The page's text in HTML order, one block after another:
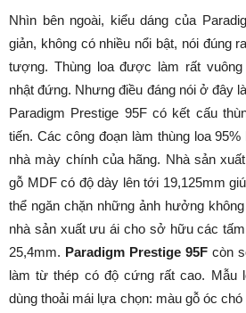
Nhìn bên ngoài, kiểu dáng của
giản, không có nhiều nổi bật, nói đúng
tượng. Thùng loa được làm rất
nhật đứng. Nhưng điều đáng nói ở đây
Paradigm Prestige 95F có kết cấu
tiến. Các công đoạn làm thùng loa
nhà mày chính của hãng. Nhà sản
gỗ MDF có độ dày lên tới 19,125mm
thể ngăn chặn những ảnh hưởng
nhà sản xuất ưu ái cho sở hữu các
25,4mm. Paradigm Prestige 95Fcòn
làm từ thép có độ cứng rất cao. Mẫu
dùng thoải mái lựa chọn: màu gỗ óc